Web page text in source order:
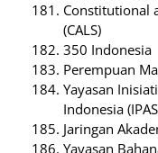
Constitutional
(CALS)
350 Indonesia
Perempuan
Yayasan
Indonesia
Jaringan
Yayasan